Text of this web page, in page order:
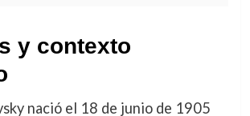
y contexto
nació el 18 de junio de 1905